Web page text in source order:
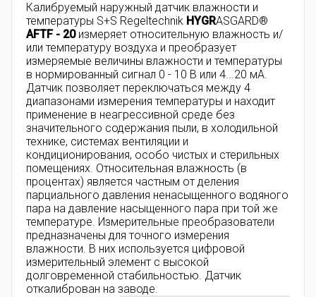
Калибруемый наружный датчик влажности и
температуры S+S Regeltechnik HYGRASGARD®
AFTF - 20измеряет относительную влажность и/
или температуру воздуха и преобразует
измеряемые величины влажности и температуры
в нормированный сигнал 0 - 10 В или 4...20 мА.
Датчик позволяет переключаться между 4
диапазонами измерения температуры и находит
применение в неагрессивной среде без
значительного содержания пыли, в холодильной
технике, системах вентиляции и
кондиционирования, особо чистых и стерильных
помещениях. Относительная влажность (в
процентах) является частным от деления
парциального давления ненасыщенного водяного
пара на давление насыщенного пара при той же
температуре. Измерительные преобразователи
предназначены для точного измерения
влажности. В них используется цифровой
измерительный элемент с высокой
долговременной стабильностью. Датчик
откалиброван на заводе.